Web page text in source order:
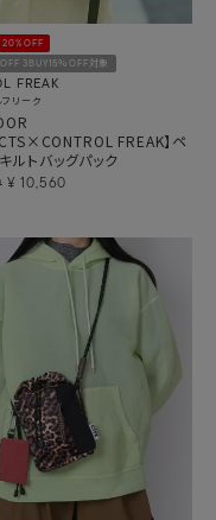
20%OFF
3BUY15％OFF対象
FREAK
フリーク
FREAK】ペ
ルトバッグパック
¥ 10,560